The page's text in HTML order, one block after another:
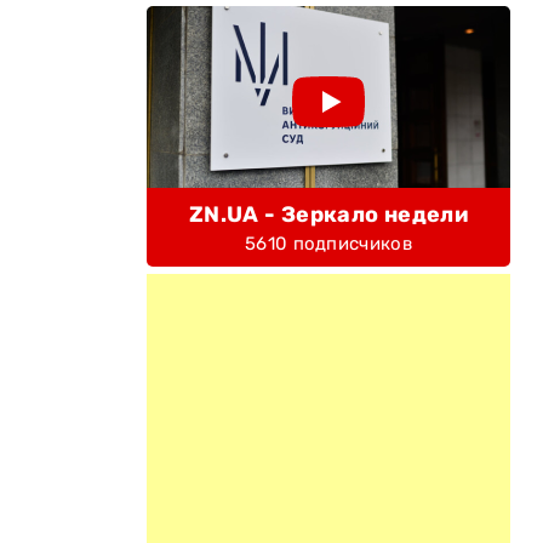
ZN.UA - Зеркало недели
5610 подписчиков